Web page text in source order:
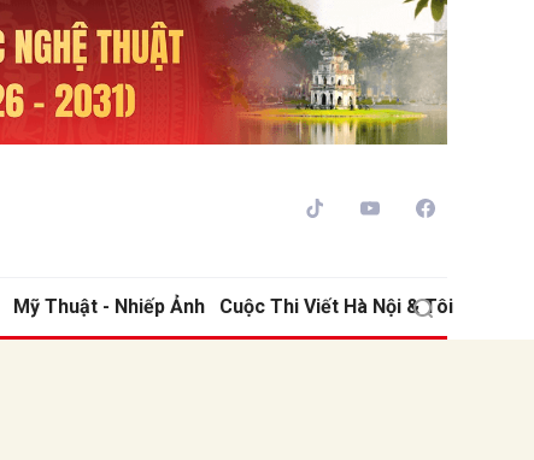
Mỹ Thuật - Nhiếp Ảnh Cuộc Thi Viết Hà Nội & Tôi